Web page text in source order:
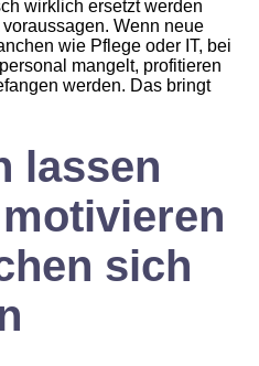
wirklich ersetzt werden
Wenn neue
wie Pflege oder IT, bei
mangelt, profitieren
werden. Das bringt
lassen
sich